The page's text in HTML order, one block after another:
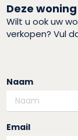
Deze
Wilt u ook uw
verkopen? Vul
Naam
Email